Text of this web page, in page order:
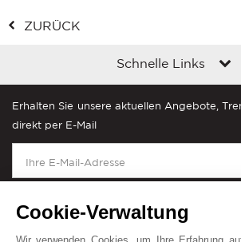
ZURÜCK
Schnelle Links
Erhalten Sie unsere aktuellen Angebote,
direkt per E-Mail
Cookie-Verwaltung
Wir verwenden Cookies, um Ihre Erfahrung